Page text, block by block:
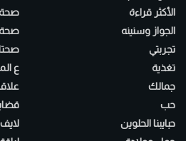
الأكثر قراءة
الجواز وسنينه
تجربتي
تغذية
جمالك
حب
حبايبنا الحلوين
ع